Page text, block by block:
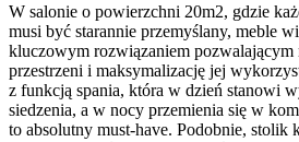
W salonie o powierzchni 20m2, gdzie
musi być starannie przemyślany, meble
kluczowym rozwiązaniem pozwalającym
przestrzeni i maksymalizację jej
z funkcją spania, która w dzień stanowi
siedzenia, a w nocy przemienia się w
to absolutny must-have. Podobnie,